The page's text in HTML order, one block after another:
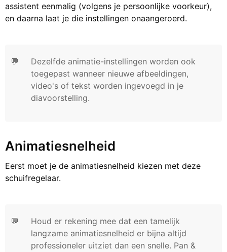
assistent eenmalig (volgens je persoonlijke voorkeur),
en daarna laat je die instellingen onaangeroerd.
💬
Dezelfde animatie-instellingen worden ook
toegepast wanneer nieuwe afbeeldingen,
video's of tekst worden ingevoegd in je
diavoorstelling.
Animatiesnelheid
Eerst moet je de animatiesnelheid kiezen met deze
schuifregelaar.
💬
Houd er rekening mee dat een tamelijk
langzame animatiesnelheid er bijna altijd
professioneler uitziet dan een snelle. Pan &